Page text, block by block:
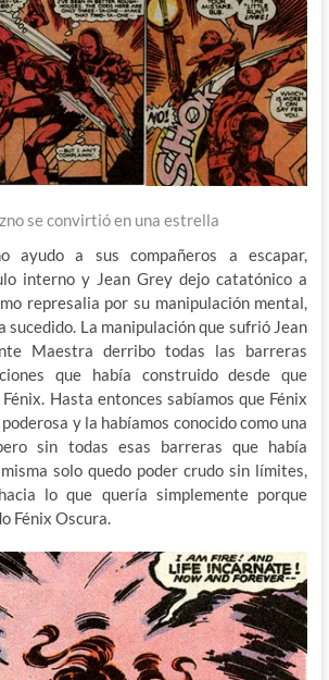
se convirtió en una estrella
ayudo a sus compañeros a escapar,
interno y Jean Grey dejo catatónico a
represalia por su manipulación mental,
sucedido. La manipulación que sufrió Jean
Maestra derribo todas las barreras
que había construido desde que
Hasta entonces sabíamos que Fénix
y la habíamos conocido como una
sin todas esas barreras que había
solo quedo poder crudo sin límites,
lo que quería simplemente porque
Fénix Oscura.